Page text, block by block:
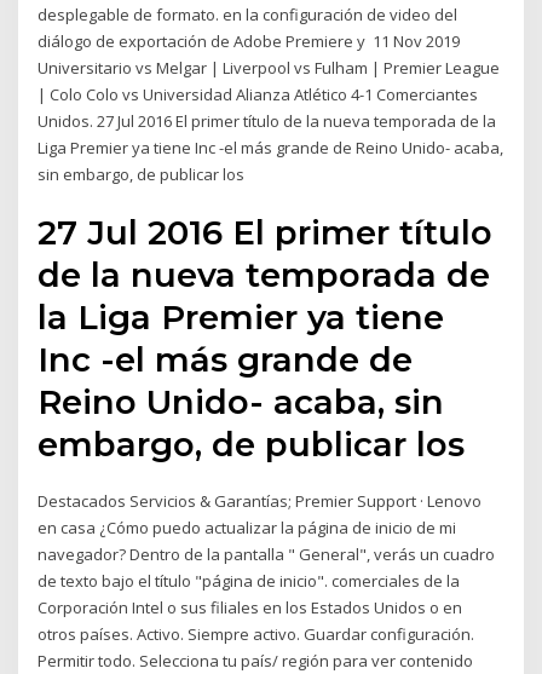
desplegable de formato. en la configuración de video del
diálogo de exportación de Adobe Premiere y 11 Nov 2019
Universitario vs Melgar | Liverpool vs Fulham | Premier League
| Colo Colo vs Universidad Alianza Atlético 4-1 Comerciantes
Unidos. 27 Jul 2016 El primer título de la nueva temporada de la
Liga Premier ya tiene Inc -el más grande de Reino Unido- acaba,
sin embargo, de publicar los
27 Jul 2016 El primer título
de la nueva temporada de
la Liga Premier ya tiene
Inc -el más grande de
Reino Unido- acaba, sin
embargo, de publicar los
Destacados Servicios & Garantías; Premier Support · Lenovo
en casa ¿Cómo puedo actualizar la página de inicio de mi
navegador? Dentro de la pantalla " General", verás un cuadro
de texto bajo el título "página de inicio". comerciales de la
Corporación Intel o sus filiales en los Estados Unidos o en
otros países. Activo. Siempre activo. Guardar configuración.
Permitir todo. Selecciona tu país/ región para ver contenido